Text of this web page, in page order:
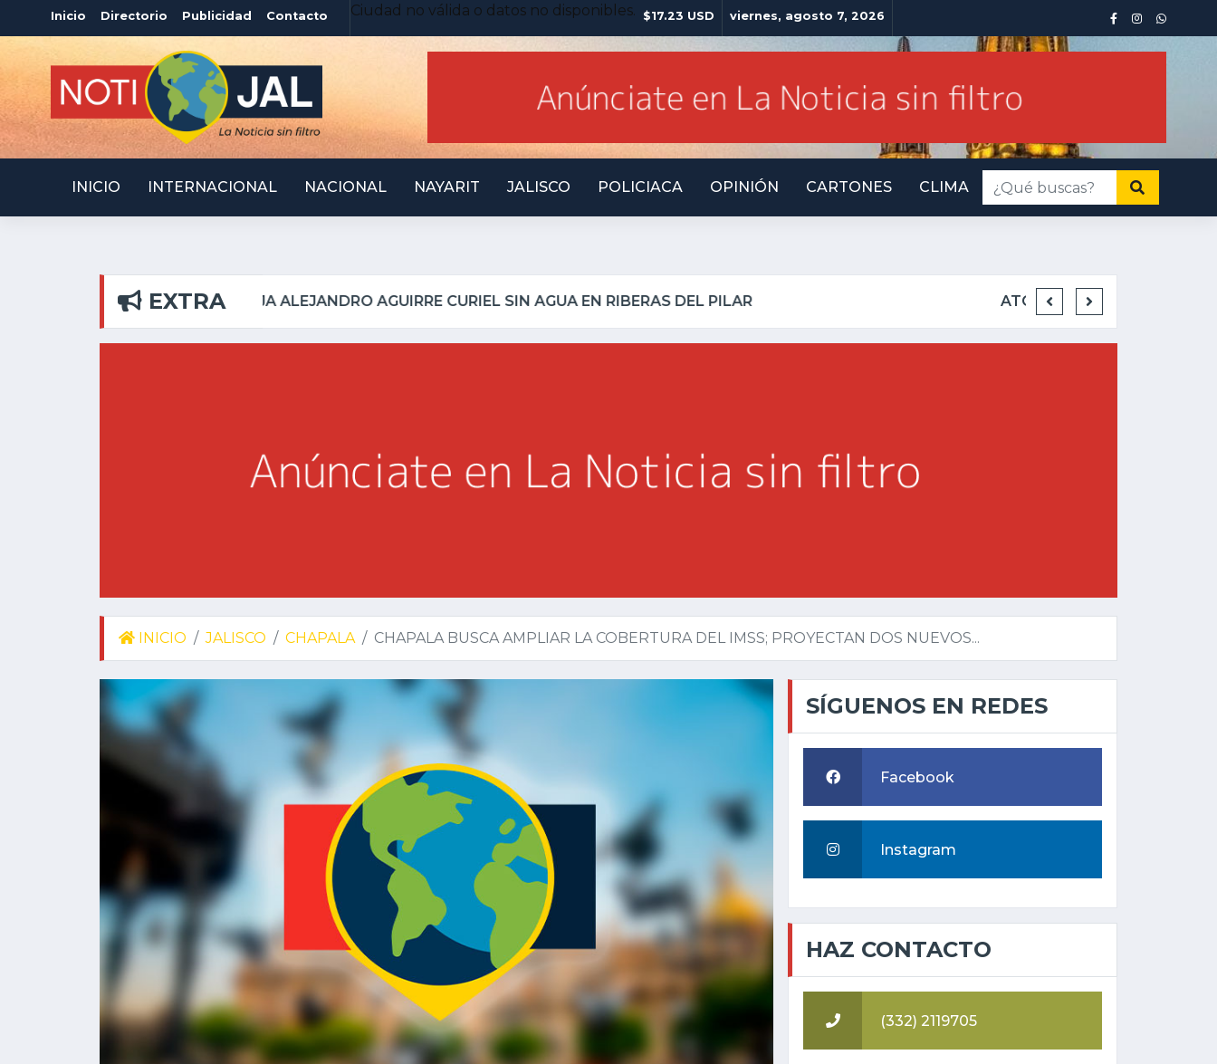
Inicio Directorio Publicidad Contacto Ciudad no válida o datos no disponibles. $17.23 USD viernes, agosto 7, 2026
INICIO INTERNACIONAL NACIONAL NAYARIT JALISCO POLICIACA OPINIÓN CARTONES CLIMA
EXTRA ATOTONILQUILLO INSEGURO Y AL VIRREY NO LE IMPORTA INMINENTE
INICIO JALISCO CHAPALA CHAPALA BUSCA AMPLIAR LA COBERTURA DEL IMSS; PROYECTAN DOS NUEVOS...
SÍGUENOS EN REDES
Facebook
Instagram
HAZ CONTACTO
(332) 2119705